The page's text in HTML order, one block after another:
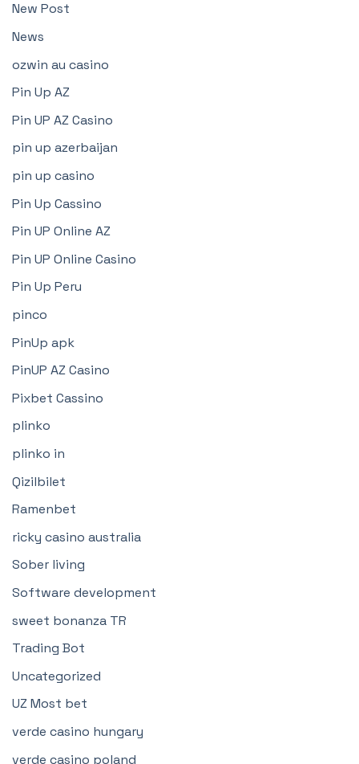
New Post
News
ozwin au casino
Pin Up AZ
Pin UP AZ Casino
pin up azerbaijan
pin up casino
Pin Up Cassino
Pin UP Online AZ
Pin UP Online Casino
Pin Up Peru
pinco
PinUp apk
PinUP AZ Casino
Pixbet Cassino
plinko
plinko in
Qizilbilet
Ramenbet
ricky casino australia
Sober living
Software development
sweet bonanza TR
Trading Bot
Uncategorized
UZ Most bet
verde casino hungary
verde casino poland